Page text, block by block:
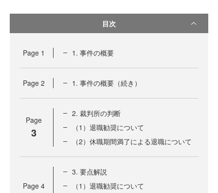
目次
Page 1 1. 事件の概要
Page 2 1. 事件の概要（続き）
Page
3
2. 裁判所の判断
（1）退職勧奨について
（2）休職期間満了による退職について
Page 4
3. 要点解説
（1）退職勧奨について